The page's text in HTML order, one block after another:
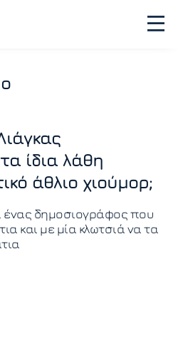
ίδια λάθη
άθλιο χιούμορ;
ένας δημοσιογράφος που
και με μία κλωτσιά να τα